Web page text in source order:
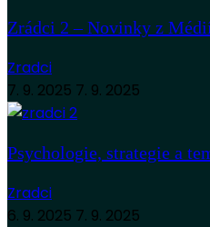
Zrádci 2 – Novinky z
Zradci
7. 9. 2025 7. 9. 2025
Psychologie, strategie a
Zradci
6. 9. 2025 7. 9. 2025